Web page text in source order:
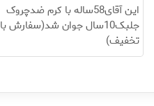
این آقای58ساله با کرم ضدچروک
جلبک10سال جوان شد(سفارش با
تخفیف)